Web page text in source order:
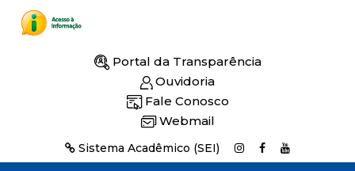
Portal da Transparência
Ouvidoria
Fale Conosco
Webmail
Sistema Acadêmico (SEI)